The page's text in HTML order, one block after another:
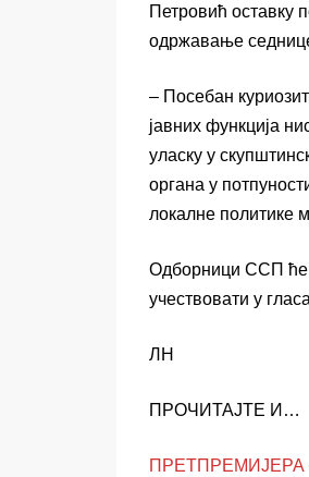
Петровић оставку
одржавање
– Посебан
јавних функција
уласку у
органа у
локалне политике
Одборници ССП ће,
учествовати у
ЛН
ПРОЧИТАЈТЕ И…
ПРЕТПРЕМИЈЕРА –